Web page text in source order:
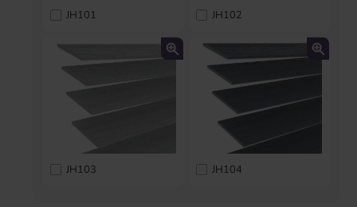
JH101 JH102
JH103 JH104